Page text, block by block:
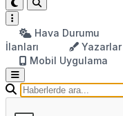
Hava Durumu
İlanları
Yazarlar
Mobil Uygulama